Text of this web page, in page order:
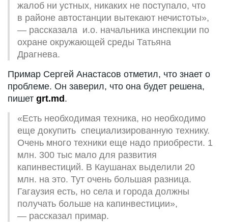
жалоб ни устных, никаких не поступало, что
в районе автостанции вытекают нечистоты»,
— рассказала и.о. начальника инспекции по
охране окружающей среды Татьяна
Драгнева.
Примар Сергей Анастасов отметил, что знает о
проблеме. Он заверил, что она будет решена,
пишет grt.md .
«Есть необходимая техника, но необходимо
еще докупить специализированную технику.
Очень много техники еще надо приобрести. 1
млн. 300 тыс мало для развития
капинвестиций. В Каушанах выделили 20
млн. на это. Тут очень большая разница.
Гагаузия есть, но села и города должны
получать больше на капинвестиции»,
— рассказал примар.